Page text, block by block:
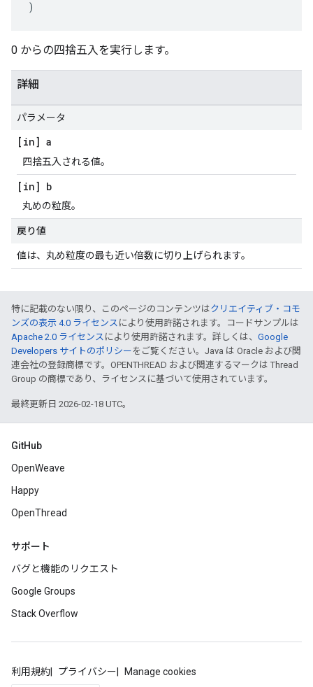
)
0 からの四捨五入を実行します。
詳細
パラメータ
[in] a
四捨五入される値。
[in] b
丸めの粒度。
戻り値
値は、丸め粒度の最も近い倍数に切り上げられます。
特に記載のない限り、このページのコンテンツはクリエイティブ・コモ
ンズの表示 4.0 ライセンス により使用許諾されます。コードサンプルは
Apache 2.0 ライセンス により使用許諾されます。詳しくは、 Google
Developers サイトのポリシー をご覧ください。Java は Oracle および関
連会社の登録商標です。OPENTHREAD および関連するマークは Thread
Group の商標であり、ライセンスに基づいて使用されています。
最終更新日 2026-02-18 UTC。
GitHub
OpenWeave
Happy
OpenThread
サポート
バグと機能のリクエスト
Google Groups
Stack Overflow
利用規約 プライバシー Manage cookies